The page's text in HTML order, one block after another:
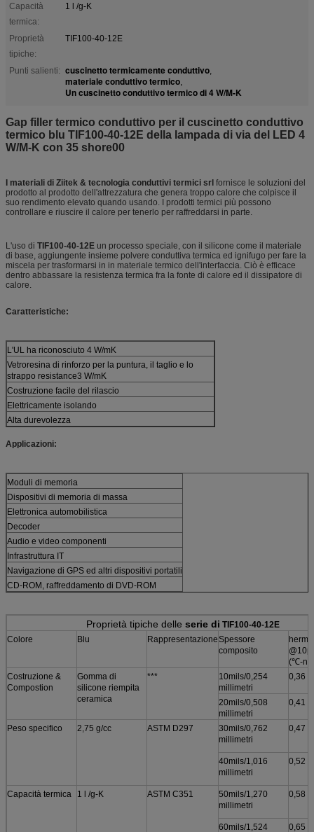
Capacità
termica:
1 l /g-K
Proprietà
tipiche:
TIF100-40-12E
Punti salienti: cuscinetto termicamente conduttivo,
materiale conduttivo termico,
Un cuscinetto conduttivo termico di 4 W/M-K
Gap filler termico conduttivo per il cuscinetto conduttivo
termico blu TIF100-40-12E della lampada di via del LED 4
W/M-K con 35 shore00
I materiali di Ziitek & tecnologia conduttivi termici srl fornisce le soluzioni del
prodotto al prodotto dell'attrezzatura che genera troppo calore che colpisce il
suo rendimento elevato quando usando. I prodotti termici più possono
controllare e riuscire il calore per tenerlo per raffreddarsi in parte.
L'uso di TIF100-40-12E un processo speciale, con il silicone come il materiale
di base, aggiungente insieme polvere conduttiva termica ed ignifugo per fare la
miscela per trasformarsi in in materiale termico dell'interfaccia. Ciò è efficace
dentro abbassare la resistenza termica fra la fonte di calore ed il dissipatore di
calore.
Caratteristiche:
L'UL ha riconosciuto 4 W/mK
Vetroresina di rinforzo per la puntura, il taglio e lo
strappo resistance3 W/mK
Costruzione facile del rilascio
Elettricamente isolando
Alta durevolezza
Applicazioni:
Moduli di memoria
Dispositivi di memoria di massa
Elettronica automobilistica
Decoder
Audio e video componenti
Infrastruttura IT
Navigazione di GPS ed altri dispositivi portatili
CD-ROM, raffreddamento di DVD-ROM
Proprietà tipiche delle serie di TIF100-40-12E
Colore
Blu RappresentazioneSpessore
composito
(℃-nel
Costruzione &
Compostion
Gomma di
silicone riempita
ceramica
***
10mils/0,254
millimetri
0,36
20mils/0,508
millimetri
0,41
Peso specifico 2,75 g/cc ASTM D297
30mils/0,762
millimetri
0,47
40mils/1,016
millimetri
0,52
Capacità termica 1 l /g-K ASTM C351
50mils/1,270
millimetri
0,58
60mils/1,524 0,65